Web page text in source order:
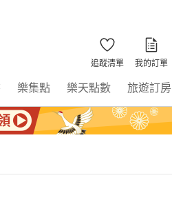
追蹤清單 我的訂單
樂集點 樂天點數 旅遊訂房